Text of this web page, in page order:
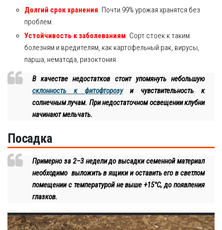
Долгий срок хранения. Почти 99% урожая хранятся без
проблем.
Устойчивость к заболеваниям. Сорт стоек к таким
болезням и вредителям, как картофельный рак, вирусы,
парша, нематода, ризоктония.
В качестве недостатков стоит упомянуть небольшую
склонность к фитофторозуи чувствительность к
солнечным лучам. При недостаточном освещении клубни
начинают мельчать.
Посадка
Примерно за 2–3 недели до высадки семенной материал
необходимо выложить в ящики и оставить его в светлом
помещении с температурой не выше +15°С, до появления
глазков.